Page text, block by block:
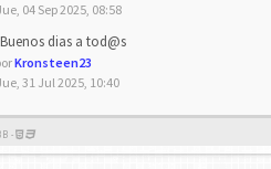
04 Sep 2025, 08:58
Buenos dias a tod@s
Kronsteen23
31 Jul 2025, 10:40
-